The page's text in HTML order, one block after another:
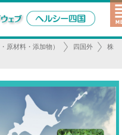
原材料・添加物） 四国外 株